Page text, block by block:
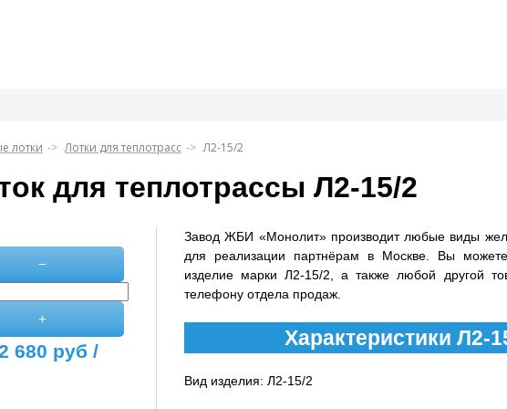
лотки Лотки для теплотрасс Л2-15/2
для теплотрассы Л2-15/2
−
+
680 руб /
Завод ЖБИ «Монолит» производит любые виды
для реализации партнёрам в Москве. Вы
изделие марки Л2-15/2, а также любой другой
телефону отдела продаж.
Характеристики Л2-
Вид изделия: Л2-15/2